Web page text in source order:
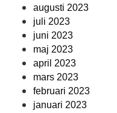
augusti 2023
juli 2023
juni 2023
maj 2023
april 2023
mars 2023
februari 2023
januari 2023